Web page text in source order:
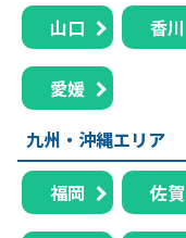
山口 香川
愛媛
九州・沖縄エリア
福岡 佐賀